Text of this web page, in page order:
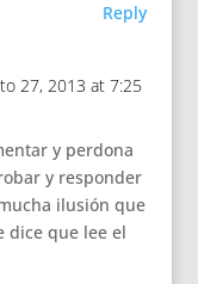
Reply
27, 2013 at 7:25
y perdona
y responder
ilusión que
dice que lee el